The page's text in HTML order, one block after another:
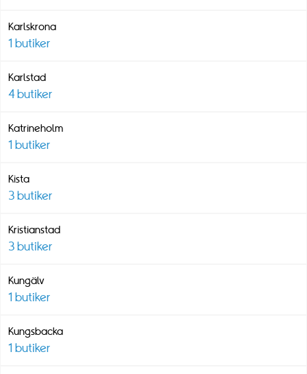
Karlskrona
1 butiker
Karlstad
4 butiker
Katrineholm
1 butiker
Kista
3 butiker
Kristianstad
3 butiker
Kungälv
1 butiker
Kungsbacka
1 butiker